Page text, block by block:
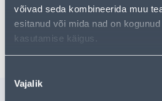
võivad seda kombineerida muu
esitanud või mida nad on
kasutamise käigus.
valik
Vajalik
Tarne pakiautomaati al. 2,29 €
Poest kätte, alates 07.08.2026